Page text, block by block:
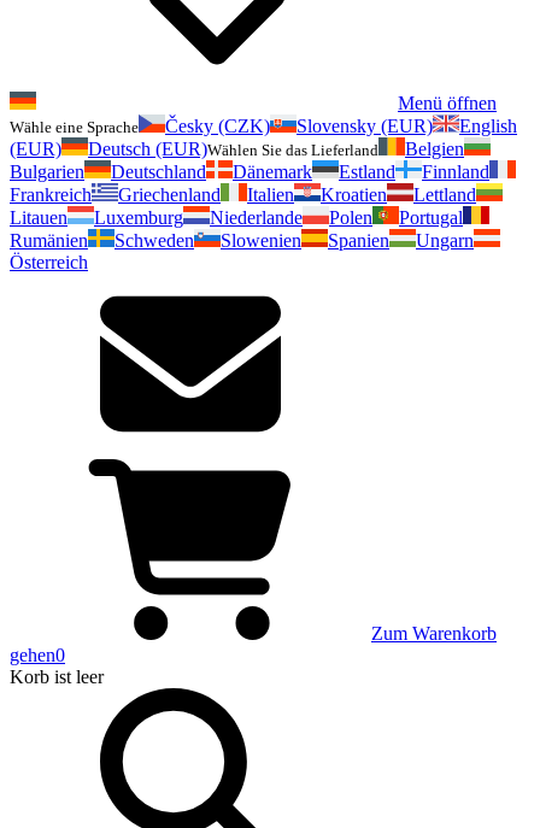
Menü öffnen
Wähle eine Sprache Česky (CZK) Slovensky (EUR)
English
(EUR)
Deutsch (EUR)Wählen Sie das Lieferland
Belgien
Bulgarien
Deutschland Dänemark Estland
Finnland
Frankreich
Griechenland Italien Kroatien
Lettland
Litauen
Luxemburg Niederlande Polen
Portugal
Rumänien
Schweden Slowenien Spanien
Ungarn
Österreich
Zum Warenkorb
gehen0
Korb ist leer